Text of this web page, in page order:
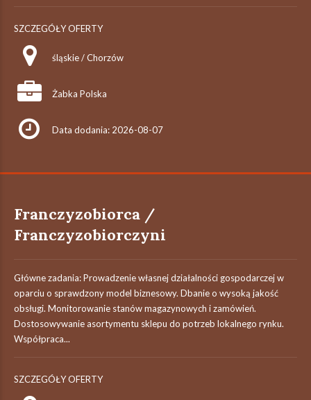
SZCZEGÓŁY OFERTY
śląskie / Chorzów
Żabka Polska
Data dodania: 2026-08-07
Franczyzobiorca /
Franczyzobiorczyni
Główne zadania: Prowadzenie własnej działalności gospodarczej w
oparciu o sprawdzony model biznesowy. Dbanie o wysoką jakość
obsługi. Monitorowanie stanów magazynowych i zamówień.
Dostosowywanie asortymentu sklepu do potrzeb lokalnego rynku.
Współpraca...
SZCZEGÓŁY OFERTY